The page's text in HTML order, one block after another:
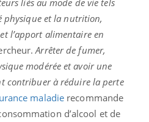
physique et la nutrition,
l’apport alimentaire en
Arrêter de fumer,
modérée et avoir une
contribuer à réduire la perte
maladie recommande
d’alcool et de